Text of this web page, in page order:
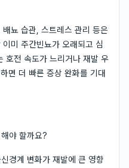
뇨 습관, 스트레스 관리 등은
미 주간빈뇨가 오래되고 심
호전 속도가 느리거나 재발 우
면 더 빠른 증상 완화를 기대
야 할까요?
경계 변화가 재발에 큰 영향